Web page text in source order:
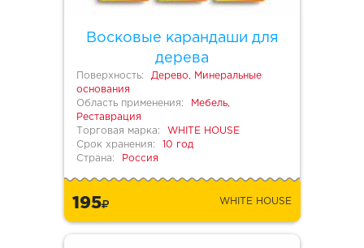
Восковые карандаши для
дерева
Поверхность:
Дерево, Минеральные
основания
Область применения:
Мебель,
Реставрация
Торговая марка:
WHITE HOUSE
Срок хранения:
10 год
Страна:
Россия
195 WHITE HOUSE